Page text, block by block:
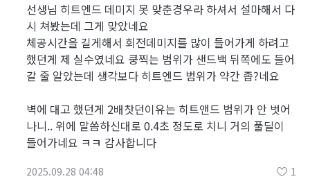
선생님 히트엔드 데미지 못 맞춘경우라 하셔서 설마해서 다
시 쳐봤는데 그게 맞았네요
체공시간을 길게해서 회전데미지를 많이 들어가게 하려고
했던게 제 실수였네요 쿵찍는 범위가 샌드백 뒤쪽에도 들어
갈 줄 알았는데 생각보다 히트엔드 범위가 약간 좁?네요
벽에 대고 했던게 2배찻던이유는 히트앤드 범위가 안 벗어
나니.. 위에 말씀하신대로 0.4초 정도로 치니 거의 풀딜이
들어가네요 ㅋㅋ 감사합니다
2025.09.28 04:48 1